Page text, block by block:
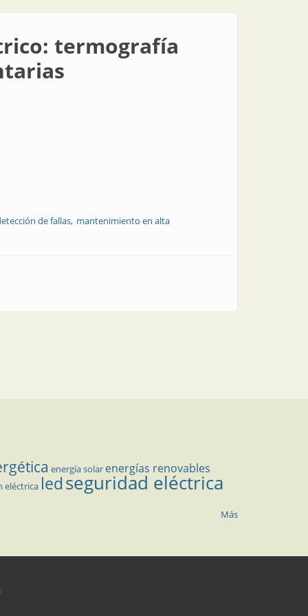
termografía
de fallas mantenimiento en alta
energía solar energías renovables
eléctrica ledseguridad eléctrica
Más